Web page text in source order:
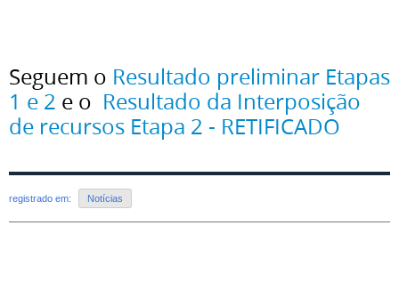
Seguem o Resultado preliminar Etapas
1 e 2 e o Resultado da Interposição
de recursos Etapa 2 - RETIFICADO
registrado em: Notícias